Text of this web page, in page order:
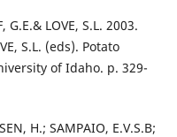
G.E.& LOVE, S.L. 2003.
S.L. (eds). Potato
of Idaho. p. 329-
H.; SAMPAIO, E.V.S.B;